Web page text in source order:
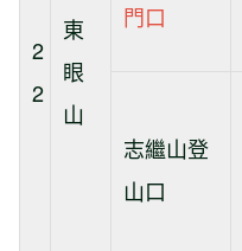
2
2
東
眼
山
門口
志繼山登
山口